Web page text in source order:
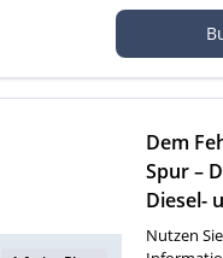
atte
Dem
Spur –
Diesel-
otor (D)
Nutzen